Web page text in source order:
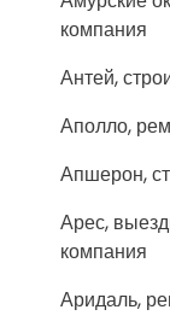
компания
Антей,
Аполло,
Апшерон,
Арес,
компания
Аридаль,